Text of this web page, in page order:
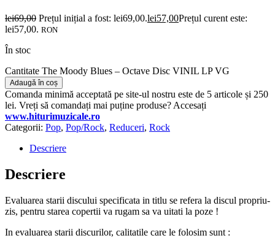
lei69,00 Prețul inițial a fost: lei69,00.lei57,00Prețul curent este:
lei57,00. RON
În stoc
Cantitate The Moody Blues – Octave Disc VINIL LP VG
Adaugă în coș
Comanda minimă acceptată pe site-ul nostru este de 5 articole și 250
lei. Vreți să comandați mai puține produse? Accesați
www.hiturimuzicale.ro
Categorii: Pop, Pop/Rock, Reduceri, Rock
Descriere
Descriere
Evaluarea starii discului specificata in titlu se refera la discul propriu-
zis, pentru starea copertii va rugam sa va uitati la poze !
In evaluarea starii discurilor, calitatile care le folosim sunt :